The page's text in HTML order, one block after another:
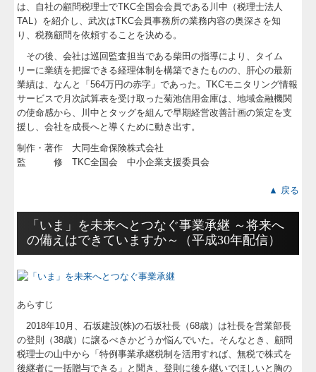
FX4クラウド
関与先向け融資商品ご紹介
経営者お役立ち情報
経営改善計画の策定支援
リンク集
お問合せはこちら
経営者の四季
FXクラウドシリーズ
は、自社の顧問税理士でTKC全国会会員である川中（税理士法人
TAL）を紹介し、武次はTKC会員事務所の業務内容の奥深さを知
り、税務顧問を依頼することを決める。
その後、会社は巡回監査担当である柴田の指導により、タイム
リーに業績を把握できる経理体制を構築できたものの、肝心の最新
業績は、なんと「564万円の赤字」であった。TKCモニタリング情報
サービスで月次試算表を受け取った菊池信用金庫は、地域金融機関
の使命感から、川中とタッグを組んで早期経営改善計画の策定を支
援し、会社を成長へと導くために動き出す。
制作・著作 大同生命保険株式会社
監 修 TKC全国会 中小企業支援委員会
▲ 戻る
「いま」を未来へとつなぐ事業承継 ～将来へ
の備えはできていますか～（平成30年配信）
あらすじ
2018年10月、石坂建設(株)の石坂社長（68歳）は社長を営業部長
の登則（38歳）に譲るべきかどうか悩んでいた。そんなとき、顧問
税理士の山中から「特例事業承継税制を活用すれば、無税で株式を
後継者に一括贈与できる」と聞き、登則に後を継いでほしいと胸の